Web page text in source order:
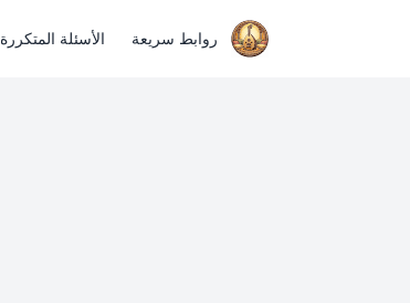
روابط سريعة الأسئلة المتكررة